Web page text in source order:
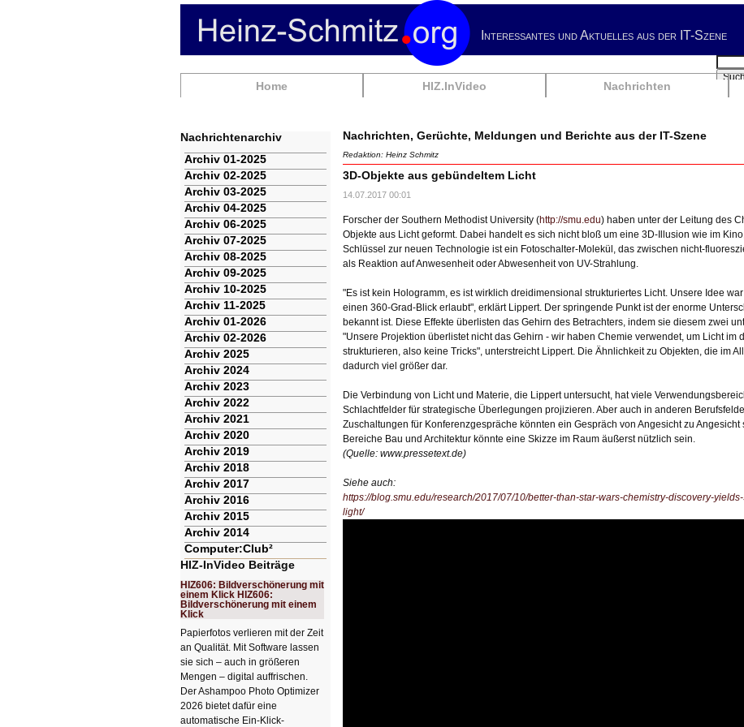
Interessantes und Aktuelles aus der IT-Szene
Navigation
Home HIZ.InVideo Nachrichten
Nachrichten, Gerüchte, Meldungen und Berichte aus der IT-Szene
Redaktion: Heinz Schmitz
3D-Objekte aus gebündeltem Licht
14.07.2017 00:01
Forscher der Southern Methodist University (http://smu.edu) haben unter der Leitung des
Objekte aus Licht geformt. Dabei handelt es sich nicht bloß um eine 3D-Illusion wie im
Schlüssel zur neuen Technologie ist ein Fotoschalter-Molekül, das zwischen nicht-
als Reaktion auf Anwesenheit oder Abwesenheit von UV-Strahlung.
"Es ist kein Hologramm, es ist wirklich dreidimensional strukturiertes Licht. Unsere Idee
einen 360-Grad-Blick erlaubt", erklärt Lippert. Der springende Punkt ist der enorme
bekannt ist. Diese Effekte überlisten das Gehirn des Betrachters, indem sie diesem zwei
"Unsere Projektion überlistet nicht das Gehirn - wir haben Chemie verwendet, um Licht im
strukturieren, also keine Tricks", unterstreicht Lippert. Die Ähnlichkeit zu Objekten, die im
dadurch viel größer dar.
Die Verbindung von Licht und Materie, die Lippert untersucht, hat viele
Schlachtfelder für strategische Überlegungen projizieren. Aber auch in anderen
Zuschaltungen für Konferenzgespräche könnten ein Gespräch von Angesicht zu Angesicht
Bereiche Bau und Architektur könnte eine Skizze im Raum äußerst nützlich sein.
(Quelle: www.pressetext.de)
Siehe auch:
https://blog.smu.edu/research/2017/07/10/better-than-star-wars-chemistry-discovery-
light/
Nachrichtenarchiv
Navigation
überspringen
Archiv 01-2025
Archiv 02-2025
Archiv 03-2025
Archiv 04-2025
Archiv 06-2025
Archiv 07-2025
Archiv 08-2025
Archiv 09-2025
Archiv 10-2025
Archiv 11-2025
Archiv 01-2026
Archiv 02-2026
Archiv 2025
Archiv 2024
Archiv 2023
Archiv 2022
Archiv 2021
Archiv 2020
Archiv 2019
Archiv 2018
Archiv 2017
Archiv 2016
Archiv 2015
Archiv 2014
Computer:Club²
HIZ-InVideo Beiträge
HIZ606: Bildverschönerung mit
einem Klick HIZ606:
Bildverschönerung mit einem
Klick
Papierfotos verlieren mit der Zeit
an Qualität. Mit Software lassen
sie sich – auch in größeren
Mengen – digital auffrischen.
Der Ashampoo Photo Optimizer
2026 bietet dafür eine
automatische Ein-Klick-